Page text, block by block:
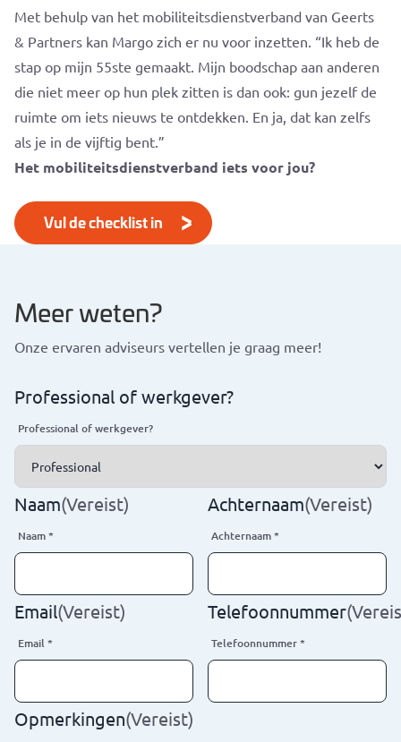
Met behulp van het mobiliteitsdienstverband van Geerts
& Partners kan Margo zich er nu voor inzetten. “Ik heb de
stap op mijn 55ste gemaakt. Mijn boodschap aan anderen
die niet meer op hun plek zitten is dan ook: gun jezelf de
ruimte om iets nieuws te ontdekken. En ja, dat kan zelfs
als je in de vijftig bent.”
Het mobiliteitsdienstverband iets voor jou?
Vul de checklist in
Meer weten?
Onze ervaren adviseurs vertellen je graag meer!
Professional of werkgever?
Professional of werkgever?
Naam(Vereist)
Naam*
Achternaam(Vereist)
Achternaam*
Email(Vereist)
Email*
Telefoonnummer
Telefoonnummer*
Opmerkingen(Vereist)